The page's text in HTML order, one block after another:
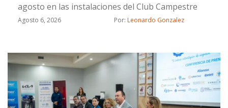
agosto en las instalaciones del Club Campestre
Agosto 6, 2026 Por: Leonardo Gonzalez